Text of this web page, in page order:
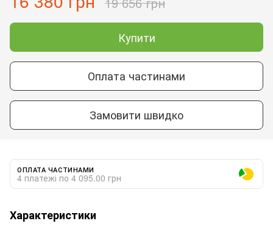
Купити
Оплата частинами
Замовити швидко
ОПЛАТА ЧАСТИНАМИ
4 платежі по 4 095.00 грн
Характеристики